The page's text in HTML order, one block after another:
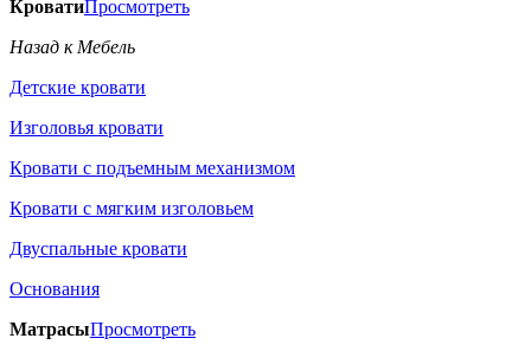
КроватиПросмотреть
Назад к Мебель
Детские кровати
Изголовья кровати
Кровати с подъемным механизмом
Кровати с мягким изголовьем
Двуспальные кровати
Основания
МатрасыПросмотреть